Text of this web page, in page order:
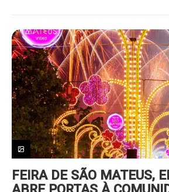
FEIRA DE SÃO MATEUS,